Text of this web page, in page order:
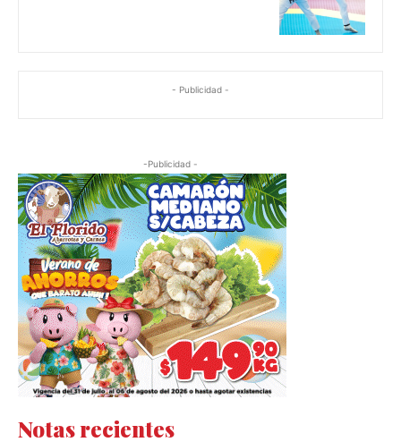
- Publicidad -
-Publicidad -
Notas recientes